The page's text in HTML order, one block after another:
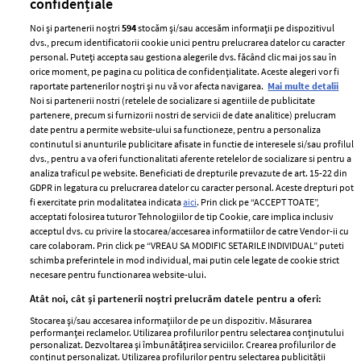
ELLE Style Awards
2024
Despre ELLE
Romania
Contact
Abonamente
Termeni si conditii
Politica de
confidențialitate
Politica de cookies
Publicitate
GSP
Unica
femei
Viva
Avantaje
confidențiale
Noi și partenerii noștri594stocăm și/sau accesăm informații pe dispozitivul
dvs., precum identificatorii cookie unici pentru prelucrarea datelor cu caracter
personal. Puteți accepta sau gestiona alegerile dvs. făcând clic mai jos sau în
orice moment, pe pagina cu politica de confidențialitate. Aceste alegeri vor fi
raportate partenerilor noștri și nu vă vor afecta navigarea. Mai multe detalii
Noi si partenerii nostri (retelele de socializare si agentiile de publicitate
partenere, precum si furnizorii nostri de servicii de date analitice) prelucram
date pentru a permite website-ului sa functioneze, pentru a personaliza
continutul si anunturile publicitare afisate in functie de interesele si/sau profilul
dvs., pentru a va oferi functionalitati aferente retelelor de socializare si pentru a
analiza traficul pe website. Beneficiati de drepturile prevazute de art. 15-22 din
GDPR in legatura cu prelucrarea datelor cu caracter personal. Aceste drepturi pot
fi exercitate prin modalitatea indicataaici. Prin click pe “ACCEPT TOATE”,
acceptati folosirea tuturor Tehnologiilor de tip Cookie, care implica inclusiv
acceptul dvs. cu privire la stocarea/accesarea informatiilor de catre Vendor-ii cu
care colaboram. Prin click pe “VREAU SA MODIFIC SETARILE INDIVIDUAL” puteti
schimba preferintele in mod individual, mai putin cele legate de cookie strict
necesare pentru functionarea website-ului.
Atât noi, cât și partenerii noștri prelucrăm datele pentru a oferi:
Stocarea și/sau accesarea informațiilor de pe un dispozitiv. Măsurarea
performanței reclamelor. Utilizarea profilurilor pentru selectarea conținutului
personalizat. Dezvoltarea și îmbunătățirea serviciilor. Crearea profilurilor de
conținut personalizat. Utilizarea profilurilor pentru selectarea publicității